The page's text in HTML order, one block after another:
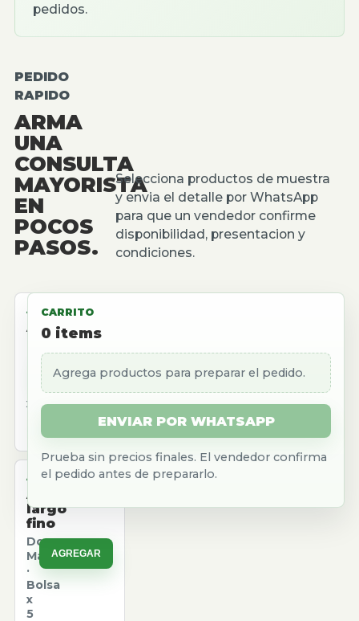
pedidos.
PEDIDO
RAPIDO
ARMA
UNA
CONSULTA
MAYORISTA
EN
POCOS
PASOS.
Selecciona productos de muestra
y envia el detalle por WhatsApp
para que un vendedor confirme
disponibilidad, presentacion y
condiciones.
ALMACEN
Aceite
girasol
Natura
Caja
x
AGREGAR
ALMACEN
Arroz
largo
fino
Don
Marcos
·
Bolsa
x
5
AGREGAR
CARRITO
0 items
Agrega productos para preparar el pedido.
ENVIAR POR WHATSAPP
Prueba sin precios finales. El vendedor confirma
el pedido antes de prepararlo.